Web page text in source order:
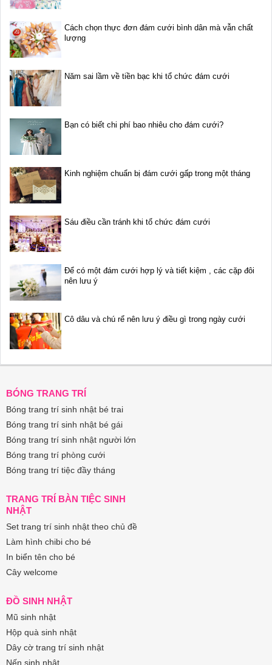
Cách chọn thực đơn đám cưới bình dân mà vẫn chất
lượng
Năm sai lầm về tiền bạc khi tổ chức đám cưới
Bạn có biết chi phí bao nhiêu cho đám cưới?
Kinh nghiệm chuẩn bị đám cưới gấp trong một tháng
Sáu điều cần tránh khi tổ chức đám cưới
Để có một đám cưới hợp lý và tiết kiệm , các cặp đôi
nên lưu ý
Cô dâu và chú rể nên lưu ý điều gì trong ngày cưới
BÓNG TRANG TRÍ
Bóng trang trí sinh nhật bé trai
Bóng trang trí sinh nhật bé gái
Bóng trang trí sinh nhật người lớn
Bóng trang trí phòng cưới
Bóng trang trí tiệc đầy tháng
TRANG TRÍ BÀN TIỆC SINH
NHẬT
Set trang trí sinh nhật theo chủ đề
Làm hình chibi cho bé
In biển tên cho bé
Cây welcome
ĐỒ SINH NHẬT
Mũ sinh nhật
Hộp quà sinh nhật
Dây cờ trang trí sinh nhật
Nến sinh nhật